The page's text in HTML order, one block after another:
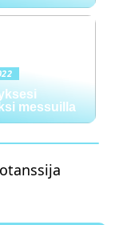
messuilla